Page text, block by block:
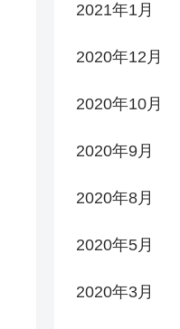
2021年1月
2020年12月
2020年10月
2020年9月
2020年8月
2020年5月
2020年3月